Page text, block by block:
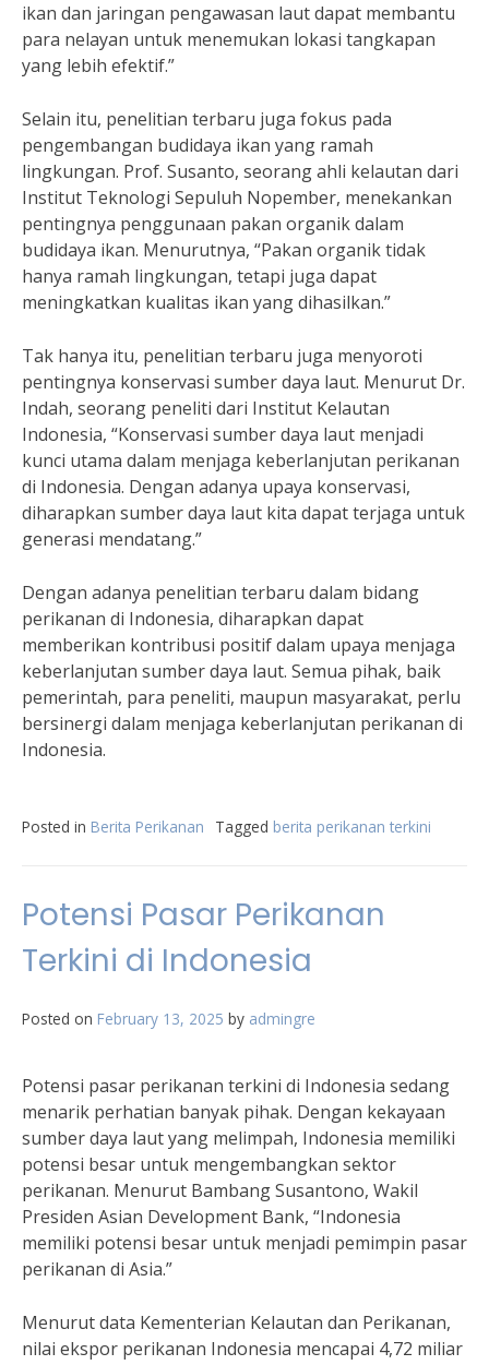
ikan dan jaringan pengawasan laut dapat membantu
para nelayan untuk menemukan lokasi tangkapan
yang lebih efektif.”
Selain itu, penelitian terbaru juga fokus pada
pengembangan budidaya ikan yang ramah
lingkungan. Prof. Susanto, seorang ahli kelautan dari
Institut Teknologi Sepuluh Nopember, menekankan
pentingnya penggunaan pakan organik dalam
budidaya ikan. Menurutnya, “Pakan organik tidak
hanya ramah lingkungan, tetapi juga dapat
meningkatkan kualitas ikan yang dihasilkan.”
Tak hanya itu, penelitian terbaru juga menyoroti
pentingnya konservasi sumber daya laut. Menurut Dr.
Indah, seorang peneliti dari Institut Kelautan
Indonesia, “Konservasi sumber daya laut menjadi
kunci utama dalam menjaga keberlanjutan perikanan
di Indonesia. Dengan adanya upaya konservasi,
diharapkan sumber daya laut kita dapat terjaga untuk
generasi mendatang.”
Dengan adanya penelitian terbaru dalam bidang
perikanan di Indonesia, diharapkan dapat
memberikan kontribusi positif dalam upaya menjaga
keberlanjutan sumber daya laut. Semua pihak, baik
pemerintah, para peneliti, maupun masyarakat, perlu
bersinergi dalam menjaga keberlanjutan perikanan di
Indonesia.
Posted in Berita Perikanan Tagged berita perikanan terkini
Potensi Pasar Perikanan
Terkini di Indonesia
Posted on February 13, 2025 by admingre
Potensi pasar perikanan terkini di Indonesia sedang
menarik perhatian banyak pihak. Dengan kekayaan
sumber daya laut yang melimpah, Indonesia memiliki
potensi besar untuk mengembangkan sektor
perikanan. Menurut Bambang Susantono, Wakil
Presiden Asian Development Bank, “Indonesia
memiliki potensi besar untuk menjadi pemimpin pasar
perikanan di Asia.”
Menurut data Kementerian Kelautan dan Perikanan,
nilai ekspor perikanan Indonesia mencapai 4,72 miliar